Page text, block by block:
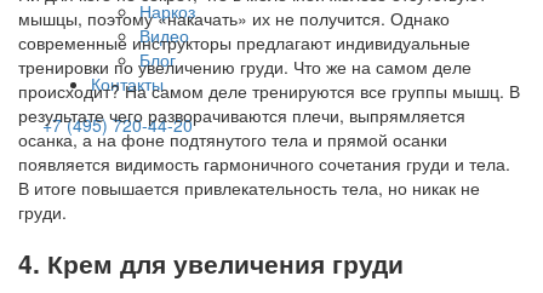
Наркоз
Видео
Блог
Контакты
+7 (495) 720-44-20
мышцы, поэтому «накачать» их не получится. Однако
современные инструкторы предлагают индивидуальные
тренировки по увеличению груди. Что же на самом деле
происходит? На самом деле тренируются все группы мышц. В
результате чего разворачиваются плечи, выпрямляется
осанка, а на фоне подтянутого тела и прямой осанки
появляется видимость гармоничного сочетания груди и тела.
В итоге повышается привлекательность тела, но никак не
груди.
4. Крем для увеличения груди